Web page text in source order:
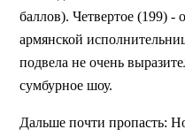
баллов). Четвертое (199) -
армянской
подвела не очень
сумбурное шоу.
Дальше почти пропасть: